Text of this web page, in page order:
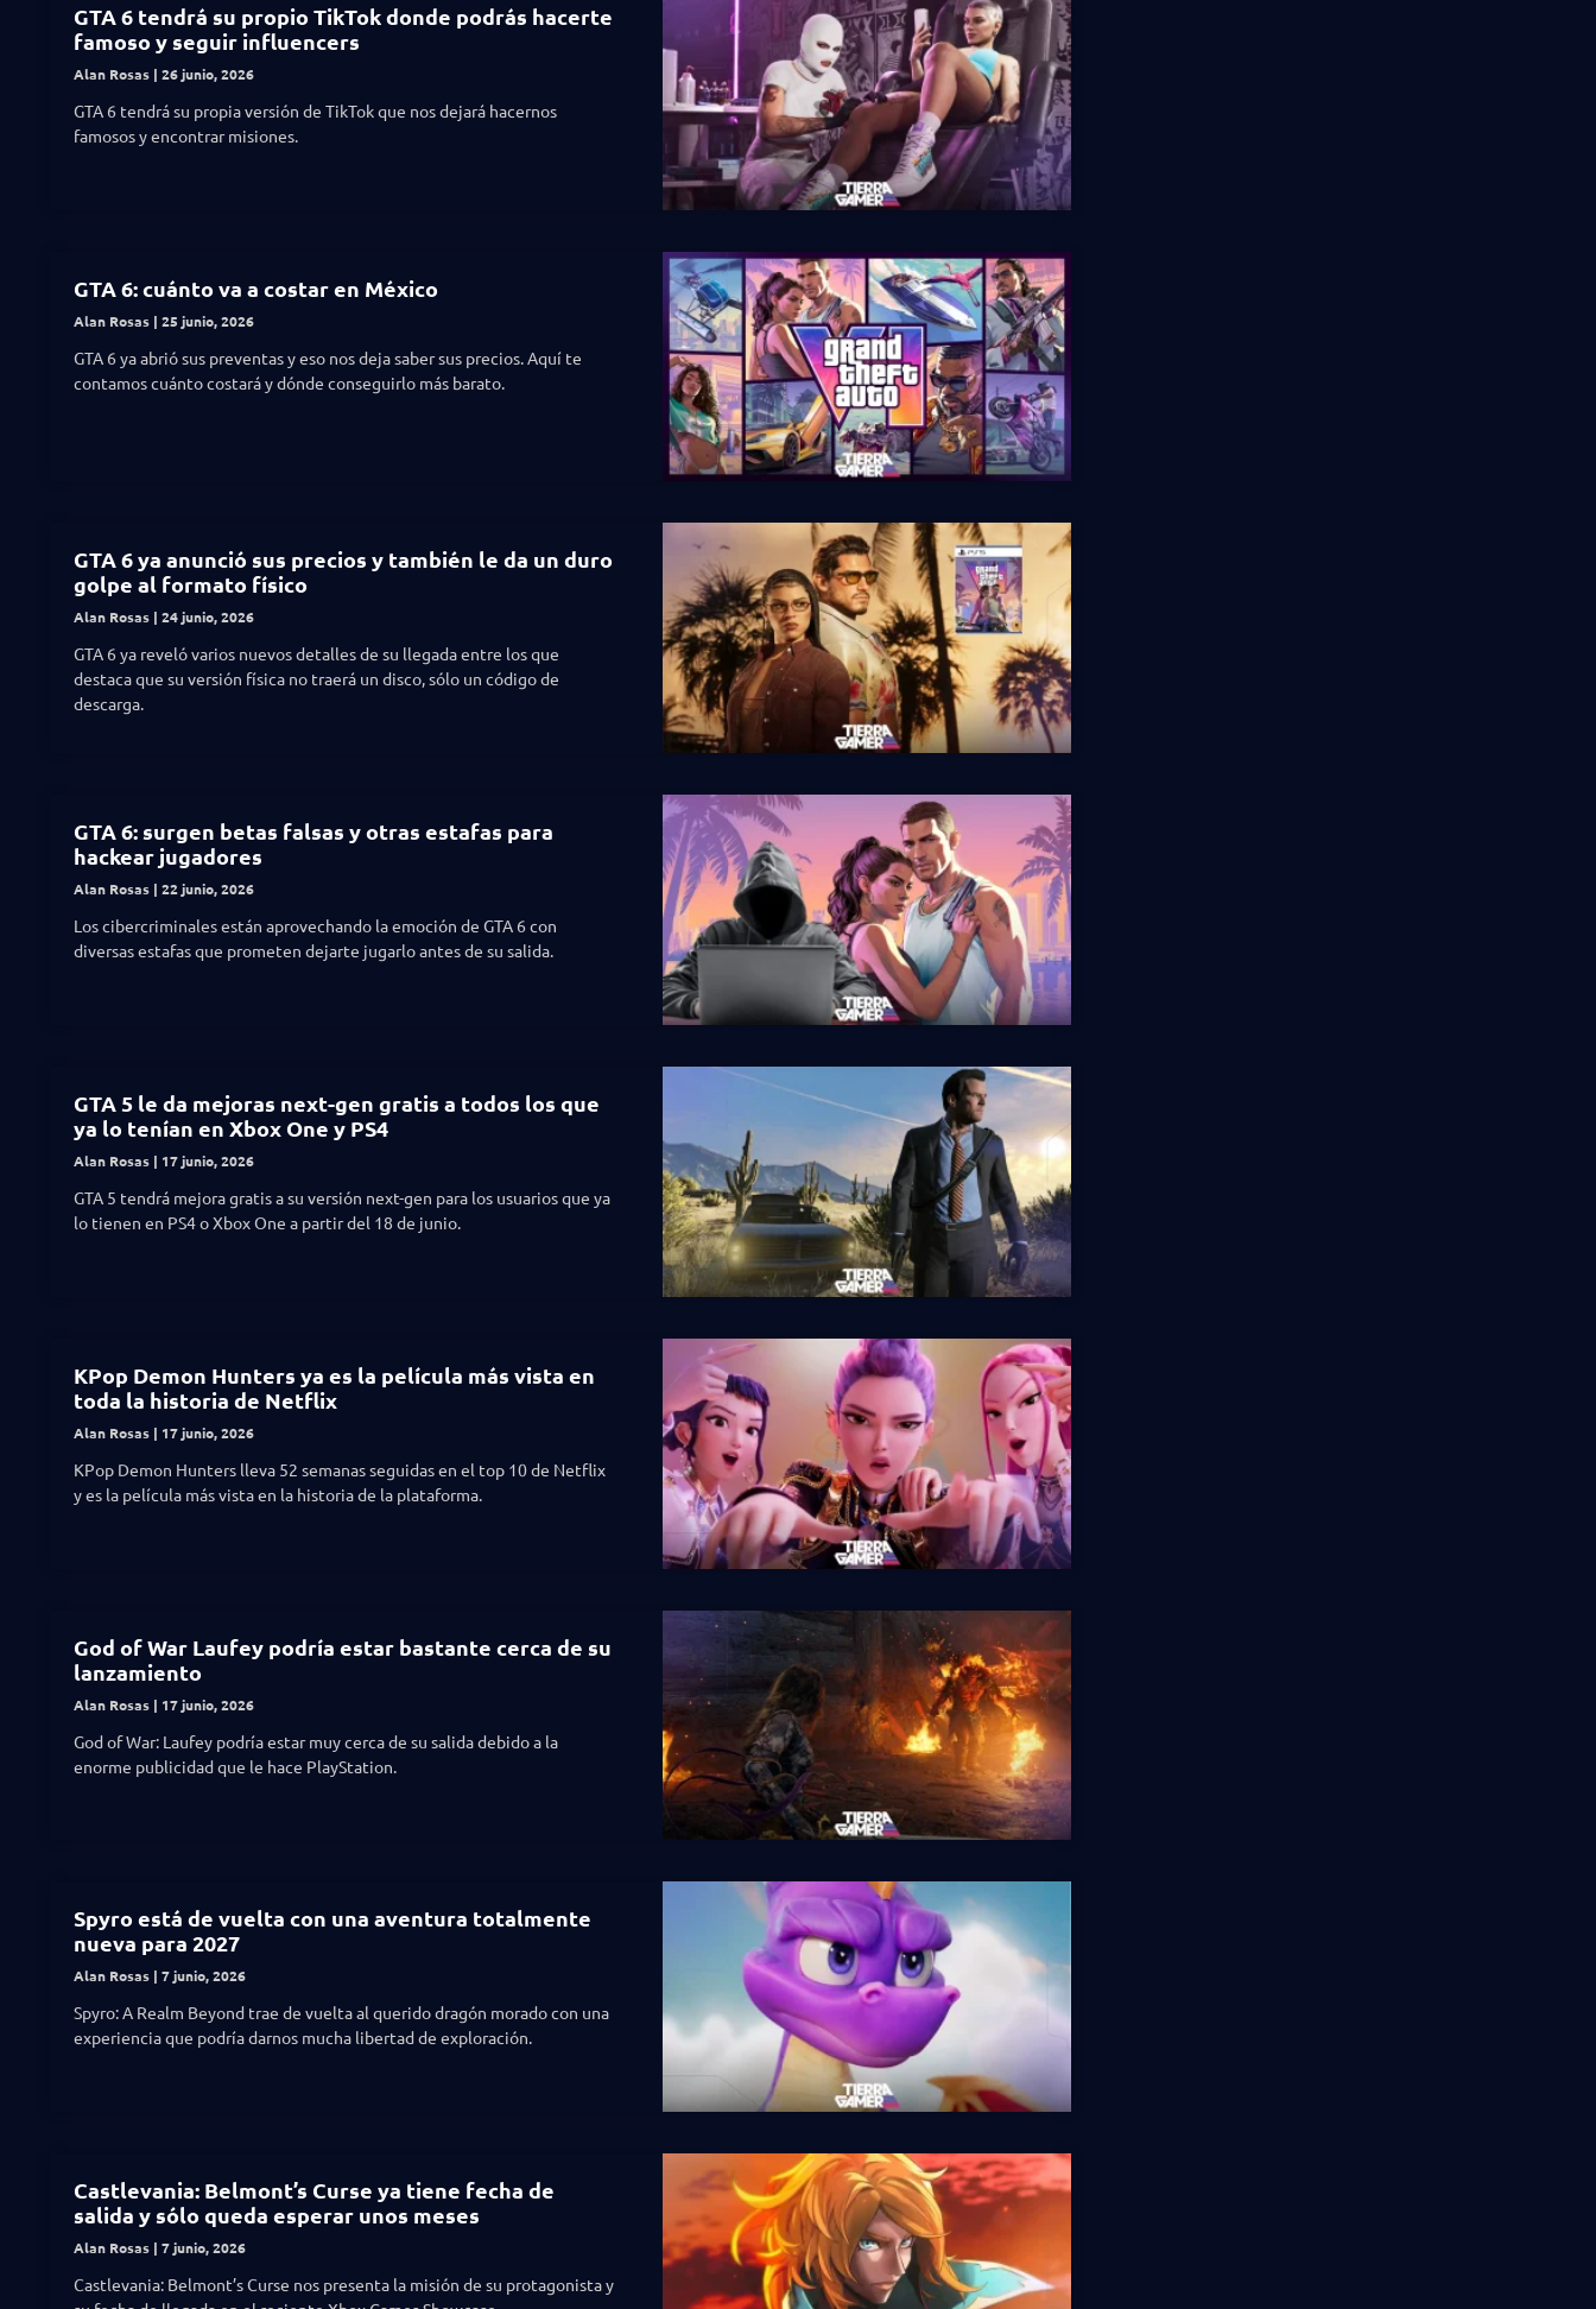
GTA 6 tendrá su propio TikTok donde podrás hacerte
famoso y seguir influencers
Alan Rosas 26 junio, 2026
GTA 6 tendrá su propia versión de TikTok que nos dejará hacernos
famosos y encontrar misiones.
GTA 6: cuánto va a costar en México
Alan Rosas 25 junio, 2026
GTA 6 ya abrió sus preventas y eso nos deja saber sus precios. Aquí te
contamos cuánto costará y dónde conseguirlo más barato.
GTA 6 ya anunció sus precios y también le da un duro
golpe al formato físico
Alan Rosas 24 junio, 2026
GTA 6 ya reveló varios nuevos detalles de su llegada entre los que
destaca que su versión física no traerá un disco, sólo un código de
descarga.
GTA 6: surgen betas falsas y otras estafas para
hackear jugadores
Alan Rosas 22 junio, 2026
Los cibercriminales están aprovechando la emoción de GTA 6 con
diversas estafas que prometen dejarte jugarlo antes de su salida.
GTA 5 le da mejoras next-gen gratis a todos los que
ya lo tenían en Xbox One y PS4
Alan Rosas 17 junio, 2026
GTA 5 tendrá mejora gratis a su versión next-gen para los usuarios que ya
lo tienen en PS4 o Xbox One a partir del 18 de junio.
KPop Demon Hunters ya es la película más vista en
toda la historia de Netflix
Alan Rosas 17 junio, 2026
KPop Demon Hunters lleva 52 semanas seguidas en el top 10 de Netflix
y es la película más vista en la historia de la plataforma.
God of War Laufey podría estar bastante cerca de su
lanzamiento
Alan Rosas 17 junio, 2026
God of War: Laufey podría estar muy cerca de su salida debido a la
enorme publicidad que le hace PlayStation.
Spyro está de vuelta con una aventura totalmente
nueva para 2027
Alan Rosas 7 junio, 2026
Spyro: A Realm Beyond trae de vuelta al querido dragón morado con una
experiencia que podría darnos mucha libertad de exploración.
Castlevania: Belmont’s Curse ya tiene fecha de
salida y sólo queda esperar unos meses
Alan Rosas 7 junio, 2026
Castlevania: Belmont’s Curse nos presenta la misión de su protagonista y